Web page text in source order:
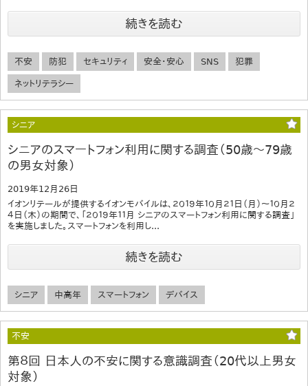
続きを読む
不安 防犯 セキュリティ 安全・安心 SNS 犯罪
ネットリテラシー
シニア
シニアのスマートフォン利用に関する調査（50歳～79歳
の男女対象）
2019年12月26日
イオンリテールが提供するイオンモバイルは、２０１９年１０月２１日（月）～１０月２
４日（木）の期間で、「２０１９年１１月 シニアのスマートフォン利用に関する調査」
を実施しました。スマートフォンを利用し...
続きを読む
シニア 中高年 スマートフォン デバイス
不安
第８回 日本人の不安に関する意識調査（20代以上男女
対象）